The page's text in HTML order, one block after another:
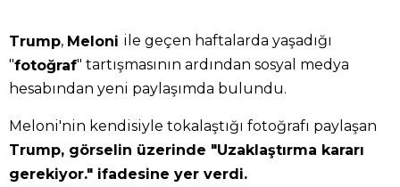
Trump, Meloni ile geçen haftalarda yaşadığı
"fotoğraf" tartışmasının ardından sosyal medya
hesabından yeni paylaşımda bulundu.
Meloni'nin kendisiyle tokalaştığı fotoğrafı paylaşan
Trump, görselin üzerinde "Uzaklaştırma kararı
gerekiyor." ifadesine yer verdi.